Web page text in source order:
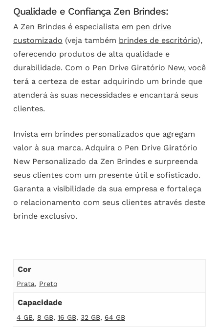
Qualidade e Confiança Zen Brindes:
A Zen Brindes é especialista em pen drive
customizado (veja também brindes de escritório),
oferecendo produtos de alta qualidade e
durabilidade. Com o Pen Drive Giratório New, você
terá a certeza de estar adquirindo um brinde que
atenderá às suas necessidades e encantará seus
clientes.
Invista em brindes personalizados que agregam
valor à sua marca. Adquira o Pen Drive Giratório
New Personalizado da Zen Brindes e surpreenda
seus clientes com um presente útil e sofisticado.
Garanta a visibilidade da sua empresa e fortaleça
o relacionamento com seus clientes através deste
brinde exclusivo.
Cor
Prata, Preto
Capacidade
4 GB, 8 GB, 16 GB, 32 GB, 64 GB